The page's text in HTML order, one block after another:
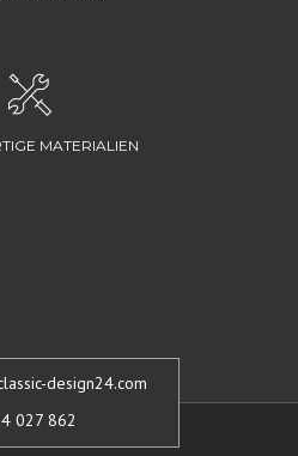
MATERIALIEN
design24.com
027 862